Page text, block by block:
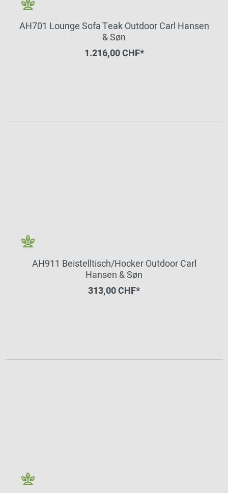
AH701 Lounge Sofa Teak Outdoor Carl Hansen
& Søn
1.216,00 CHF*
AH911 Beistelltisch/Hocker Outdoor Carl
Hansen & Søn
313,00 CHF*